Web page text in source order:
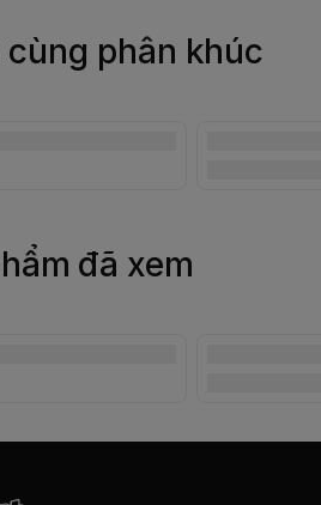
cùng phân khúc
đã xem